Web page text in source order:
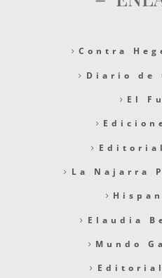
Contra
Diario de
El
La Najarra
Elaudia
Mundo